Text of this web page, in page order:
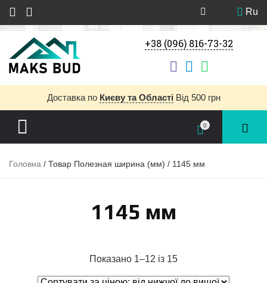
Ru
+38 (096) 816-73-32
Доставка по Києву та Області Від 500 грн
0
Головна / Товар Полезная ширина (мм) / 1145 мм
1145 мм
Показано 1–12 із 15